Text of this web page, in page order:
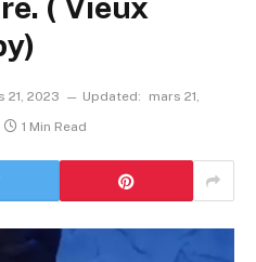
21, 2023 Updated:
mars 21,
1 Min Read